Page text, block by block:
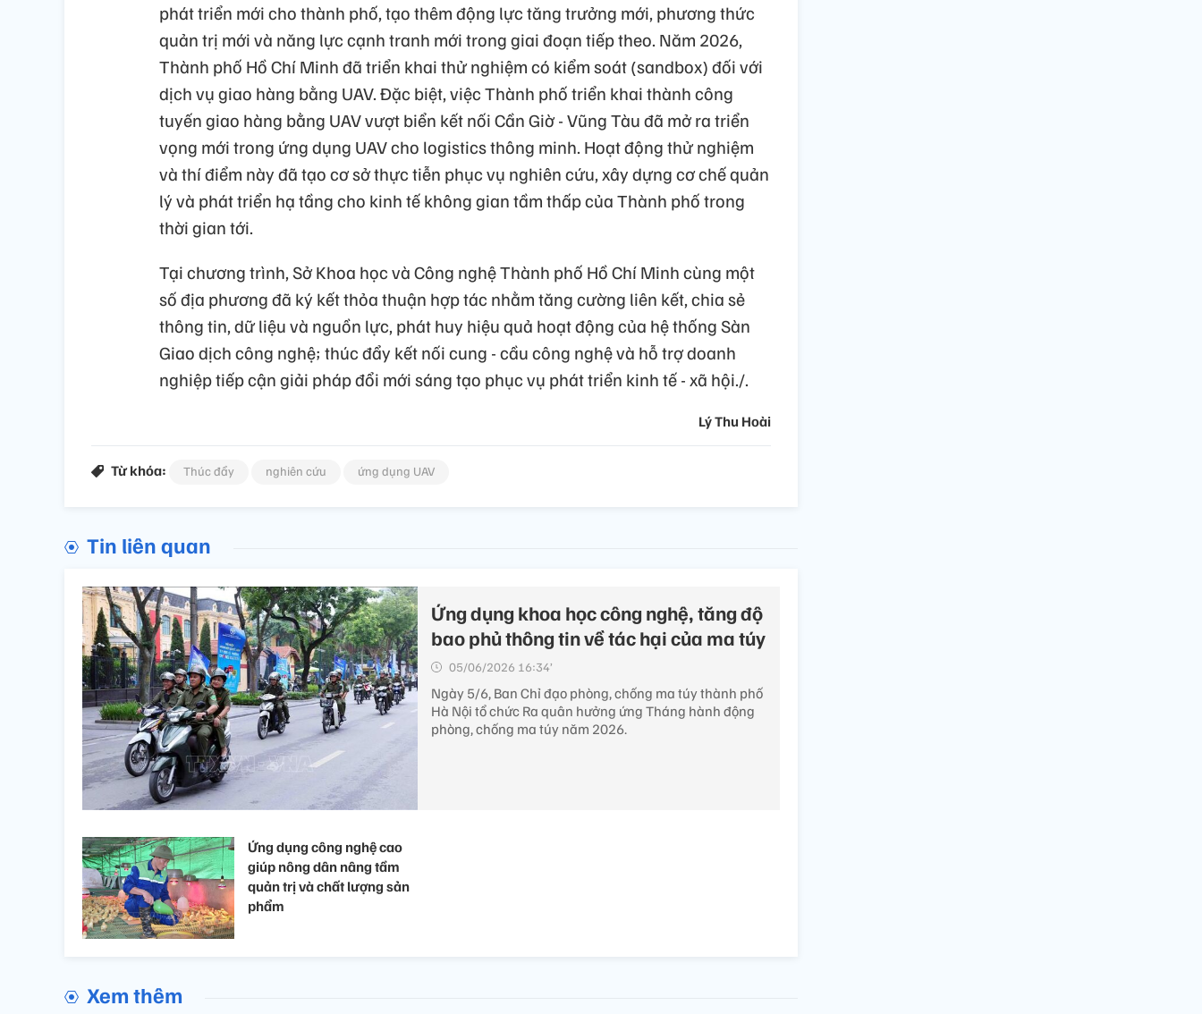
phát triển mới cho thành phố, tạo thêm động lực tăng trưởng mới, phương thức
quản trị mới và năng lực cạnh tranh mới trong giai đoạn tiếp theo. Năm 2026,
Thành phố Hồ Chí Minh đã triển khai thử nghiệm có kiểm soát (sandbox) đối với
dịch vụ giao hàng bằng UAV. Đặc biệt, việc Thành phố triển khai thành công
tuyến giao hàng bằng UAV vượt biển kết nối Cần Giờ - Vũng Tàu đã mở ra triển
vọng mới trong ứng dụng UAV cho logistics thông minh. Hoạt động thử nghiệm
và thí điểm này đã tạo cơ sở thực tiễn phục vụ nghiên cứu, xây dựng cơ chế quản
lý và phát triển hạ tầng cho kinh tế không gian tầm thấp của Thành phố trong
thời gian tới.
Tại chương trình, Sở Khoa học và Công nghệ Thành phố Hồ Chí Minh cùng một
số địa phương đã ký kết thỏa thuận hợp tác nhằm tăng cường liên kết, chia sẻ
thông tin, dữ liệu và nguồn lực, phát huy hiệu quả hoạt động của hệ thống Sàn
Giao dịch công nghệ; thúc đẩy kết nối cung - cầu công nghệ và hỗ trợ doanh
nghiệp tiếp cận giải pháp đổi mới sáng tạo phục vụ phát triển kinh tế - xã hội./.
Lý Thu Hoài
Từ khóa: Thúc đẩy nghiên cứu ứng dụng UAV
Tin liên quan
Ứng dụng khoa học công nghệ, tăng độ
bao phủ thông tin về tác hại của ma túy
05/06/2026 16:34’
Ngày 5/6, Ban Chỉ đạo phòng, chống ma túy thành phố
Hà Nội tổ chức Ra quân hưởng ứng Tháng hành động
phòng, chống ma túy năm 2026.
Ứng dụng công nghệ cao
giúp nông dân nâng tầm
quản trị và chất lượng sản
phẩm
Xem thêm